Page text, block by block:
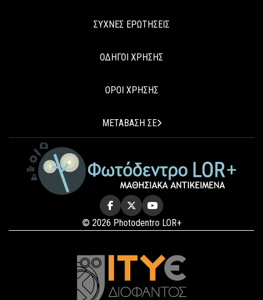
ΣΥΧΝΕΣ ΕΡΩΤΗΣΕΙΣ
ΟΔΗΓΟΙ ΧΡΗΣΗΣ
ΟΡΟΙ ΧΡΗΣΗΣ
ΜΕΤΑΒΑΣΗ ΣΕ
© 2026 Photodentro LOR+